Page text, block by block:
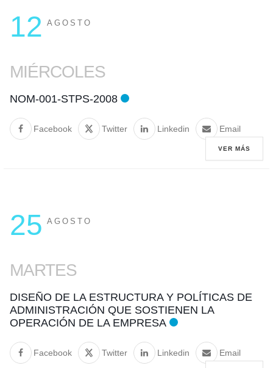
12 AGOSTO
MIÉRCOLES
NOM-001-STPS-2008
Facebook Twitter Linkedin Email
VER MÁS
25 AGOSTO
MARTES
DISEÑO DE LA ESTRUCTURA Y POLÍTICAS DE
ADMINISTRACIÓN QUE SOSTIENEN LA
OPERACIÓN DE LA EMPRESA
Facebook Twitter Linkedin Email